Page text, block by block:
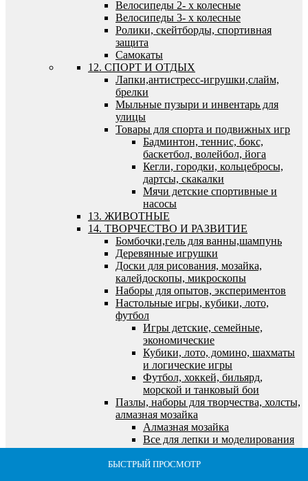
БЫСТРЫЙ ПРОСМОТР
БЫСТРЫЙ ПРОСМОТР
БЫСТРЫЙ ПРОСМОТР
БЫСТРЫЙ ПРОСМОТР
БЫСТРЫЙ ПРОСМОТР
Велосипеды 2- х колесные
Велосипеды 3- х колесные
Ролики, скейтборды, спортивная
защита
Самокаты
12. СПОРТ И ОТДЫХ
Лапки,антистресс-игрушки,слайм,
брелки
Мыльные пузыри и инвентарь для
улицы
Товары для спорта и подвижных игр
Бадминтон, теннис, бокс,
баскетбол, волейбол, йога
Кегли, городки, кольцебросы,
дартсы, скакалки
Мячи детские спортивные и
насосы
13. ЖИВОТНЫЕ
14. ТВОРЧЕСТВО И РАЗВИТИЕ
Бомбочки,гель для ванны,шампунь
Деревянные игрушки
Доски для рисования, мозайка,
калейдоскопы, микроскопы
Наборы для опытов, экспериментов
Настольные игры, кубики, лото,
футбол
Игры детские, семейные,
экономические
Кубики, лото, домино, шахматы
и логические игры
Футбол, хоккей, бильярд,
морской и танковый бои
Пазлы, наборы для творчества, холсты,
алмазная мозайка
Алмазная мозайка
Все для лепки и моделирования
Все для рисования и росписи
Выжигание по дереву